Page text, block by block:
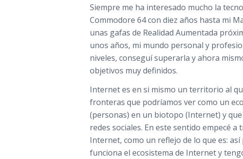
Siempre me ha interesado mucho la
Commodore 64 con diez años hasta mi
unas gafas de Realidad Aumentada
unos años, mi mundo personal y
niveles, conseguí superarla y ahora
objetivos muy definidos.
Internet es en si mismo un territorio al
fronteras que podríamos ver como un
(personas) en un biotopo (Internet) y
redes sociales. En este sentido empecé
Internet, como un reflejo de lo que es:
funciona el ecosistema de Internet y